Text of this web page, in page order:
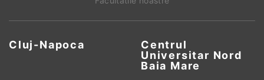
Cluj-Napoca
Centrul
Universitar Nord
Baia Mare